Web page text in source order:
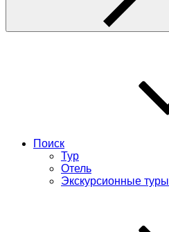
Поиск
Тур
Отель
Экскурсионные туры